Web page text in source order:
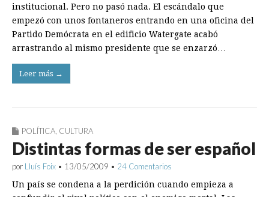
institucional. Pero no pasó nada. El escándalo que
empezó con unos fontaneros entrando en una oficina del
Partido Demócrata en el edificio Watergate acabó
arrastrando al mismo presidente que se enzarzó…
Leer más →
POLÍTICA CULTURA
Distintas formas de ser español
por Lluís Foix • 13/05/2009 • 24 Comentarios
Un país se condena a la perdición cuando empieza a